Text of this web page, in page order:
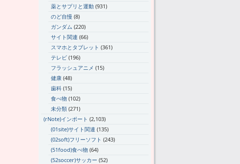
薬とサプリと運動 (931)
のど自慢 (8)
ガンダム (220)
サイト関連 (66)
スマホとタブレット (361)
テレビ (196)
フラッシュアニメ (15)
健康 (48)
歯科 (15)
食べ物 (102)
未分類 (271)
(rNote)インポート (2,103)
(01site)サイト関連 (135)
(02soft)フリーソフト (243)
(51food)食べ物 (64)
(52soccer)サッカー (52)